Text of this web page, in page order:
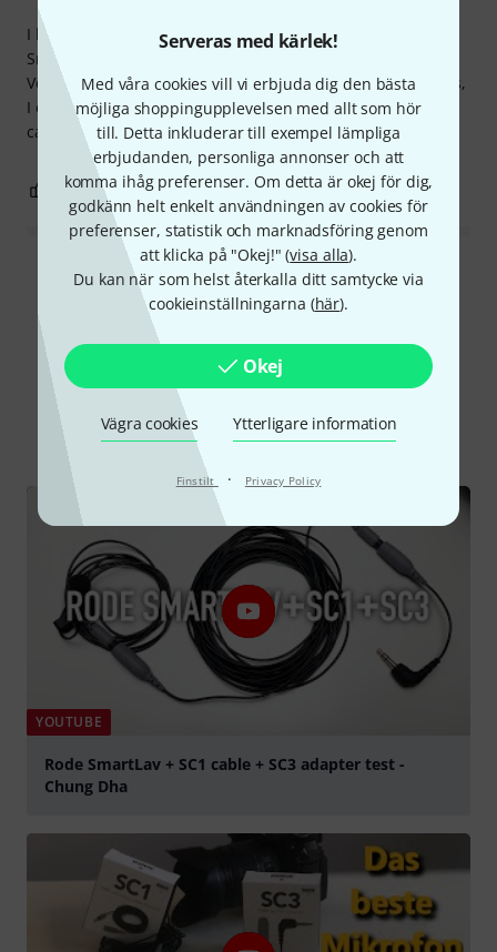
Serveras med kärlek!
Med våra cookies vill vi erbjuda dig den bästa
möjliga shoppingupplevelsen med allt som hör
till. Detta inkluderar till exempel lämpliga
erbjudanden, personliga annonser och att
komma ihåg preferenser. Om detta är okej för dig,
godkänn helt enkelt användningen av cookies för
preferenser, statistik och marknadsföring genom
att klicka på "Okej!" (visa alla).
Du kan när som helst återkalla ditt samtycke via
cookieinställningarna (här).
Okej
Vägra cookies Ytterligare information
Finstilt · Privacy Policy
I bought this extension at the same time as my Rode
SmartLav + microphone. I highly recommend this article.
Very practical for the outside. despite its length of 6 meters,
I do not lose in sound quality. The only drawback, I find the
cable a bit thin.
0 ANMÄL RECENSION
Läs alla recensioner
Visste du?
Alla videos
YOUTUBE
Rode SmartLav + SC1 cable + SC3 adapter test -
Chung Dha